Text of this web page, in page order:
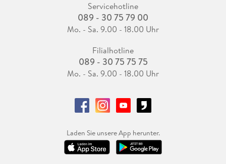
Servicehotline
089 - 30 75 79 00
Mo. - Sa. 9.00 - 18.00 Uhr
Filialhotline
089 - 30 75 75 75
Mo. - Sa. 9.00 - 18.00 Uhr
Laden Sie unsere App herunter.